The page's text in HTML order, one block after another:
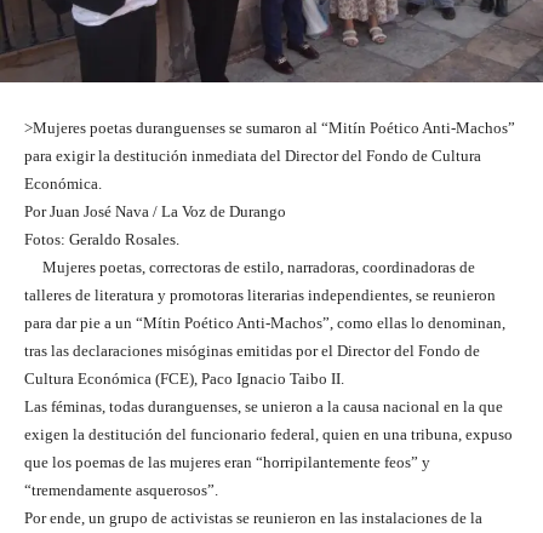
>Mujeres poetas duranguenses se sumaron al “Mitín Poético Anti-Machos”
para exigir la destitución inmediata del Director del Fondo de Cultura
Económica.
Por Juan José Nava / La Voz de Durango
Fotos: Geraldo Rosales.
Mujeres poetas, correctoras de estilo, narradoras, coordinadoras de
talleres de literatura y promotoras literarias independientes, se reunieron
para dar pie a un “Mítin Poético Anti-Machos”, como ellas lo denominan,
tras las declaraciones misóginas emitidas por el Director del Fondo de
Cultura Económica (FCE), Paco Ignacio Taibo II.
Las féminas, todas duranguenses, se unieron a la causa nacional en la que
exigen la destitución del funcionario federal, quien en una tribuna, expuso
que los poemas de las mujeres eran “horripilantemente feos” y
“tremendamente asquerosos”.
Por ende, un grupo de activistas se reunieron en las instalaciones de la